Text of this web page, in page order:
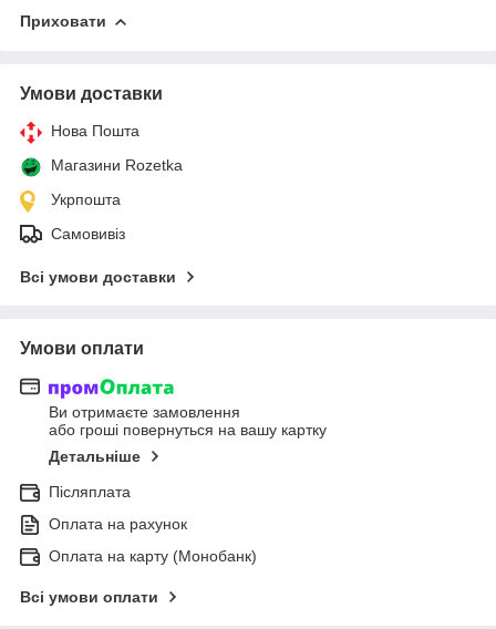
Приховати
Умови доставки
Нова Пошта
Магазини Rozetka
Укрпошта
Самовивіз
Всі умови доставки
Умови оплати
Ви отримаєте замовлення
або гроші повернуться на вашу картку
Детальніше
Післяплата
Оплата на рахунок
Оплата на карту (Монобанк)
Всі умови оплати